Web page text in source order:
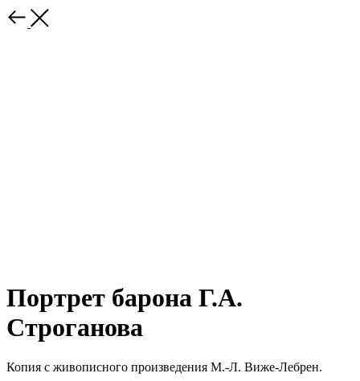
Портрет барона Г.А.
Строганова
Копия с живописного произведения М.-Л. Виже-Лебрен.